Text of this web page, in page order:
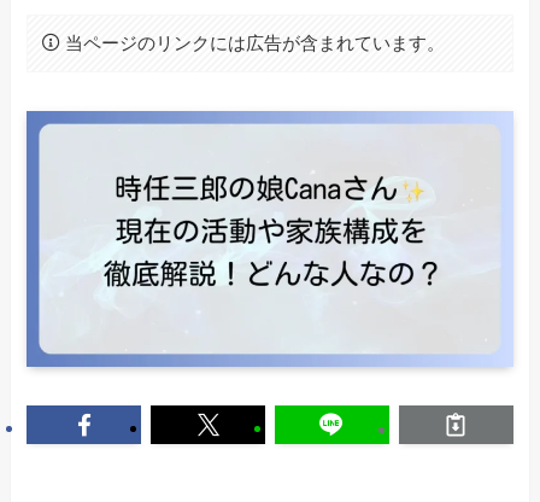
当ページのリンクには広告が含まれています。